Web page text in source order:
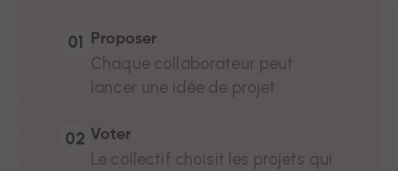
01 Proposer
Chaque collaborateur peut
lancer une idée de projet
02 Voter
Le collectif choisit les projets qui